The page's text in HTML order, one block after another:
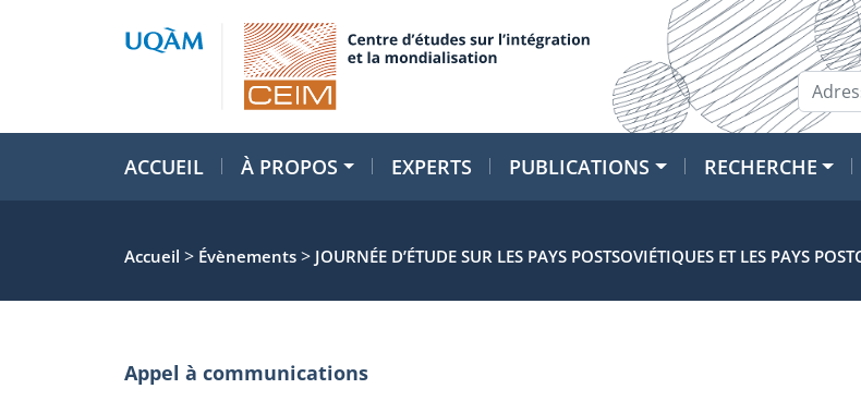
ACCUEIL À PROPOS EXPERTS PUBLICATIONS RECHERCHE
Accueil > Évènements > JOURNÉE D’ÉTUDE SUR LES PAYS POSTSOVIÉTIQUES ET LES PAYS
Appel à communications